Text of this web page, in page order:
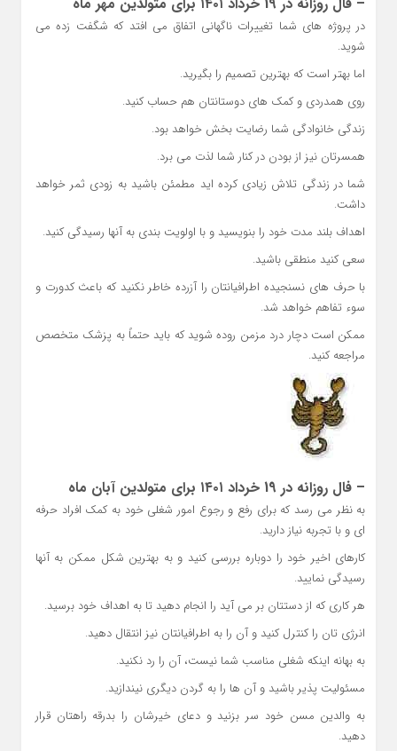
در پروژه های شما تغییرات ناگهانی اتفاق می افتد که شگفت زده می
شوید.
اما بهتر است که بهترین تصمیم را بگیرید.
روی همدردی و کمک های دوستانتان هم حساب کنید.
زندگی خانوادگی شما رضایت بخش خواهد بود.
همسرتان نیز از بودن در کنار شما لذت می برد.
شما در زندگی تلاش زیادی کرده اید مطمئن باشید به زودی ثمر خواهد
داشت.
اهداف بلند مدت خود را بنویسید و با اولویت بندی به آنها رسیدگی کنید.
سعی کنید منطقی باشید.
با حرف های نسنجیده اطرافیانتان را آزرده خاطر نکنید که باعث کدورت و
سوء تفاهم خواهد شد.
ممکن است دچار درد مزمن روده شوید که باید حتماً به پزشک متخصص
مراجعه کنید.
– فال روزانه در 19 خرداد ۱۴۰۱ برای متولدین آبان ماه
به نظر می رسد که برای رفع و رجوع امور شغلی خود به کمک افراد حرفه
ای و با تجربه نیاز دارید.
کارهای اخیر خود را دوباره بررسی کنید و به بهترین شکل ممکن به آنها
رسیدگی نمایید.
هر کاری که از دستتان بر می آید را انجام دهید تا به اهداف خود برسید.
انرژی تان را کنترل کنید و آن را به اطرافیانتان نیز انتقال دهید.
به بهانه اینکه شغلی مناسب شما نیست، آن را رد نکنید.
مسئولیت پذیر باشید و آن ها را به گردن دیگری نیندازید.
به والدین مسن خود سر بزنید و دعای خیرشان را بدرقه راهتان قرار
دهید.